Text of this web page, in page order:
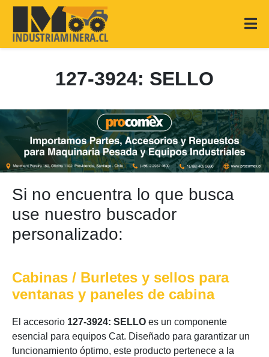
127-3924: SELLO
Si no encuentra lo que busca
use nuestro buscador
personalizado:
Cabinas / Burletes y sellos para
ventanas y paneles de cabina
El accesorio 127-3924: SELLO es un componente
esencial para equipos Cat. Diseñado para garantizar un
funcionamiento óptimo, este producto pertenece a la